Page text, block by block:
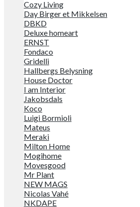
Cozy Living
Day Birger et Mikkelsen
DBKD
Deluxe homeart
ERNST
Fondaco
Gridelli
Hallbergs Belysning
House Doctor
I am Interior
Jakobsdals
Koco
Luigi Bormioli
Mateus
Meraki
Milton Home
Mogihome
Movesgood
Mr Plant
NEW MAGS
Nicolas Vahé
NKDAPE